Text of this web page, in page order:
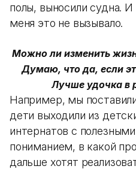
полы, выносили судна.
меня это не вызывало.
Можно ли изменить
Думаю, что да, если
Лучше удочка в
Например, мы
дети выходили из
интернатов с
пониманием, в какой
дальше хотят